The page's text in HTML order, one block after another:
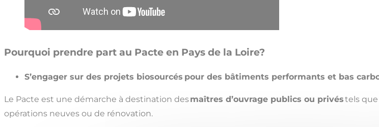
Pourquoi prendre part au Pacte en Pays de la Loire?
S’engager sur des projets biosourcés pour des bâtiments performants et bas
Le Pacte est une démarche à destination desmaîtres d’ouvrage publics ou privéstels que
opérations neuves ou de rénovation.